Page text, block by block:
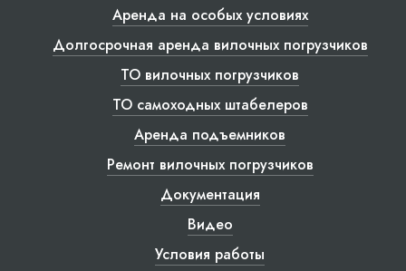
Аренда на особых условиях
Долгосрочная аренда вилочных погрузчиков
ТО вилочных погрузчиков
ТО самоходных штабелеров
Аренда подъемников
Ремонт вилочных погрузчиков
Документация
Видео
Условия работы